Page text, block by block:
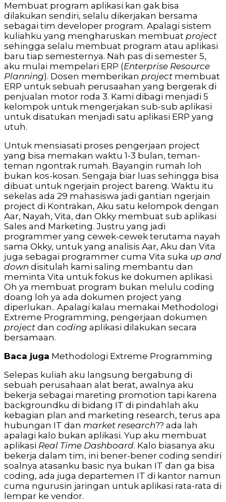
Membuat program aplikasi kan gak bisa
dilakukan sendiri, selalu dikerjakan bersama
sebagai tim developer program. Apalagi sistem
kuliahku yang mengharuskan membuat project
sehingga selalu membuat program atau aplikasi
baru tiap semesternya. Nah pas di semester 5,
aku mulai mempelari ERP (Enterprise Resource
Planning). Dosen memberikan project membuat
ERP untuk sebuah perusaahan yang bergerak di
penjualan motor roda 3. Kami dibagi menjadi 5
kelompok untuk mengerjakan sub-sub aplikasi
untuk disatukan menjadi satu aplikasi ERP yang
utuh.
Untuk mensiasati proses pengerjaan project
yang bisa memakan waktu 1-3 bulan, teman-
teman ngontrak rumah. Bayangin rumah loh
bukan kos-kosan. Sengaja biar luas sehingga bisa
dibuat untuk ngerjain project bareng. Waktu itu
sekelas ada 29 mahasiswa jadi gantian ngerjain
project di Kontrakan, Aku satu kelompok dengan
Aar, Nayah, Vita, dan Okky membuat sub aplikasi
Sales and Marketing. Justru yang jadi
programmer yang cewek-cewek terutama nayah
sama Okky, untuk yang analisis Aar, Aku dan Vita
juga sebagai programmer cuma Vita suka up and
down disitulah kami saling membantu dan
meminta Vita untuk fokus ke dokumen aplikasi.
Oh ya membuat program bukan melulu coding
doang loh ya ada dokumen project yang
diperlukan.. Apalagi kalau memakai Methodologi
Extreme Programming, pengerjaan dokumen
project dan coding aplikasi dilakukan secara
bersamaan.
Baca juga Methodologi Extreme Programming
Selepas kuliah aku langsung bergabung di
sebuah perusahaan alat berat, awalnya aku
bekerja sebagai mareting promotion tapi karena
backgroundku di bidang IT di pindahlah aku
kebagian plan and marketing research, terus apa
hubungan IT dan market research?? ada lah
apalagi kalo bukan aplikasi. Yup aku membuat
aplikasi Real Time Dashboard. Kalo biasanya aku
bekerja dalam tim, ini bener-bener coding sendiri
soalnya atasanku basic nya bukan IT dan ga bisa
coding, ada juga departemen IT di kantor namun
cuma ngurusin jaringan untuk aplikasi rata-rata di
lempar ke vendor.